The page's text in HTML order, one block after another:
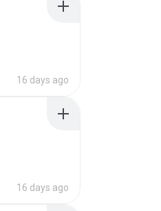
16 days ago
16 days ago